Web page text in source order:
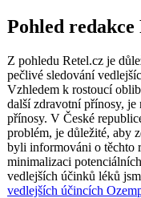
Pohled redakce
Z pohledu Retel.cz je
pečlivé sledování
Vzhledem k rostoucí
další zdravotní přínosy,
přínosy. V České
problém, je důležité, aby
byli informováni o těchto
minimalizaci
vedlejších účinků léků
vedlejších účincích